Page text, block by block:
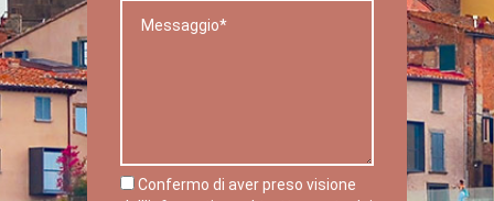
Confermo di aver preso visione